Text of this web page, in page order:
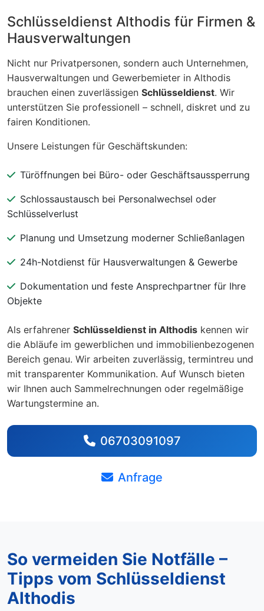
Schlüsseldienst Althodis für Firmen &
Hausverwaltungen
Nicht nur Privatpersonen, sondern auch Unternehmen,
Hausverwaltungen und Gewerbemieter in Althodis
brauchen einen zuverlässigen Schlüsseldienst. Wir
unterstützen Sie professionell – schnell, diskret und zu
fairen Konditionen.
Unsere Leistungen für Geschäftskunden:
Türöffnungen bei Büro- oder Geschäftsaussperrung
Schlossaustausch bei Personalwechsel oder
Schlüsselverlust
Planung und Umsetzung moderner Schließanlagen
24h-Notdienst für Hausverwaltungen & Gewerbe
Dokumentation und feste Ansprechpartner für Ihre
Objekte
Als erfahrener Schlüsseldienst in Althodis kennen wir
die Abläufe im gewerblichen und immobilienbezogenen
Bereich genau. Wir arbeiten zuverlässig, termintreu und
mit transparenter Kommunikation. Auf Wunsch bieten
wir Ihnen auch Sammelrechnungen oder regelmäßige
Wartungstermine an.
06703091097
Anfrage
So vermeiden Sie Notfälle –
Tipps vom Schlüsseldienst
Althodis